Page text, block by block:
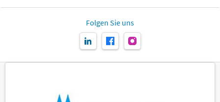
Folgen Sie uns